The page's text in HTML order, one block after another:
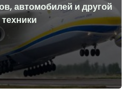
автомобилей и другой
техники
средства до и после
войны
Перейти